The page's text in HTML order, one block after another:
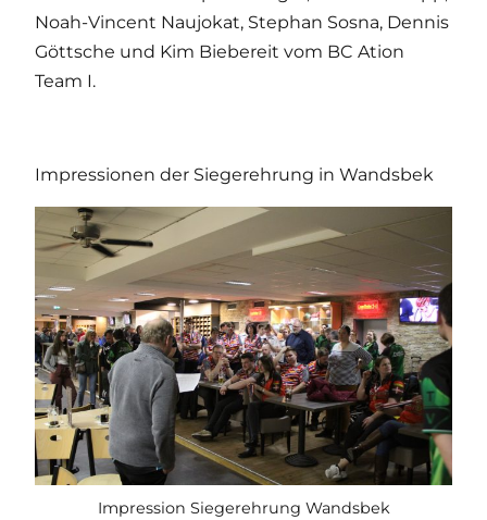
Noah-Vincent Naujokat, Stephan Sosna, Dennis
Göttsche und Kim Biebereit vom BC Ation
Team I.
Impressionen der Siegerehrung in Wandsbek
Impression Siegerehrung Wandsbek